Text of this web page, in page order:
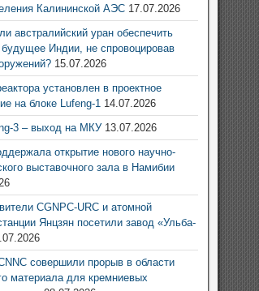
Калининской АЭС 17.07.2026
австралийский уран обеспечить
Индии, не спровоцировав
15.07.2026
установлен в проектное
на блоке Lufeng-1 14.07.2026
3 – выход на МКУ 13.07.2026
открытие нового научно-
выставочного зала в Намибии
CGNPC-URC и атомной
Янцзян посетили завод «Ульба-
совершили прорыв в области
материала для кремниевых